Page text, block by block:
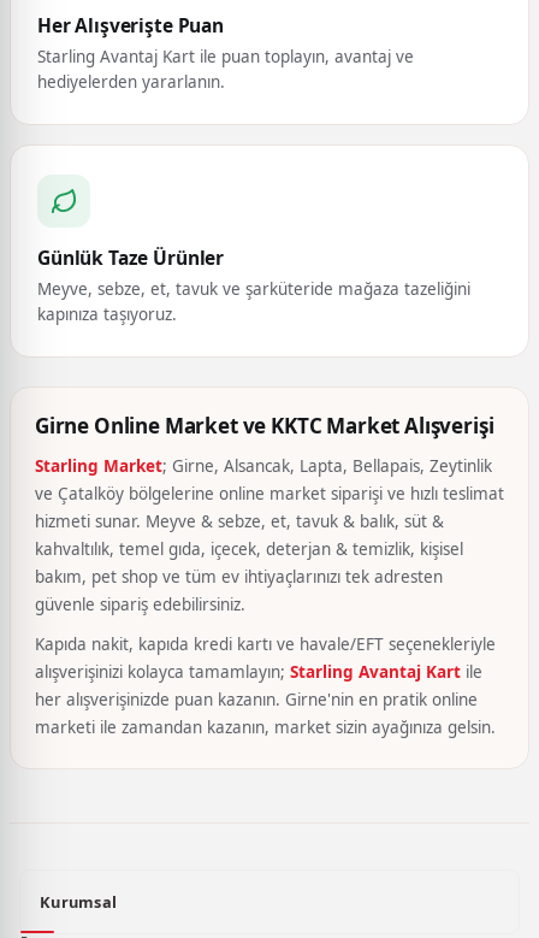
Her Alışverişte Puan
Starling Avantaj Kart ile puan toplayın, avantaj ve
hediyelerden yararlanın.
Günlük Taze Ürünler
Meyve, sebze, et, tavuk ve şarküteride mağaza tazeliğini
kapınıza taşıyoruz.
Girne Online Market ve KKTC Market Alışverişi
Starling Market; Girne, Alsancak, Lapta, Bellapais, Zeytinlik
ve Çatalköy bölgelerine online market siparişi ve hızlı teslimat
hizmeti sunar. Meyve & sebze, et, tavuk & balık, süt &
kahvaltılık, temel gıda, içecek, deterjan & temizlik, kişisel
bakım, pet shop ve tüm ev ihtiyaçlarınızı tek adresten
güvenle sipariş edebilirsiniz.
Kapıda nakit, kapıda kredi kartı ve havale/EFT seçenekleriyle
alışverişinizi kolayca tamamlayın; Starling Avantaj Kart ile
her alışverişinizde puan kazanın. Girne'nin en pratik online
marketi ile zamandan kazanın, market sizin ayağınıza gelsin.
Kurumsal